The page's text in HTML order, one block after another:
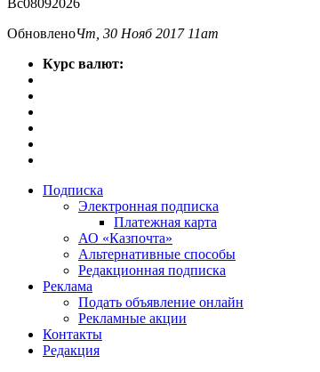
Вс08092026
ОбновленоЧт, 30 Нояб 2017 11am
Курс валют:
Подписка
Электронная подписка
Платежная карта
АО «Казпочта»
Альтернативные способы
Редакционная подписка
Реклама
Подать объявление онлайн
Рекламные акции
Контакты
Редакция